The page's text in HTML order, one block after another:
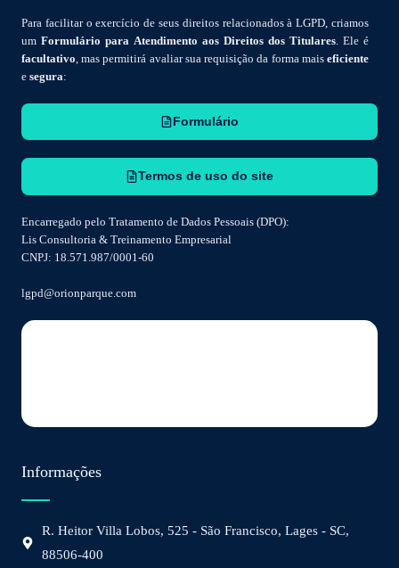
Informações
R. Heitor Villa Lobos, 525 - São Francisco, Lages - SC,
88506-400
Para facilitar o exercício de seus direitos relacionados à LGPD, criamos
um Formulário para Atendimento aos Direitos dos Titulares . Ele é
facultativo , mas permitirá avaliar sua requisição da forma mais eficiente
e segura:
Formulário
Termos de uso do site
Encarregado pelo Tratamento de Dados Pessoais (DPO):
Lis Consultoria & Treinamento Empresarial
CNPJ: 18.571.987/0001-60
lgpd@orionparque.com